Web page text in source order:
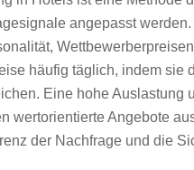
angepasst
häufig täglich, indem
Eine hohe
wertorientierte Angebote
der Nachfrage und die